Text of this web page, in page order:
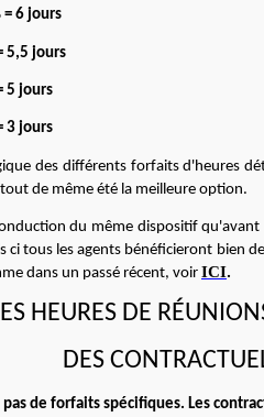
= 6 jours
5,5 jours
5 jours
3 jours
des différents forfaits d'heures
de même été la meilleure option.
du même dispositif
ci tous les agents bénéficieront bien
dans un passé récent, voir ICI.
HEURES DE RÉ
DES
pas de forfaits spécifiques. Les